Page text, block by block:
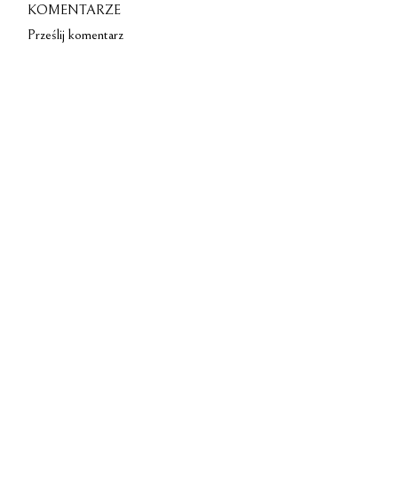
KOMENTARZE
Prześlij komentarz